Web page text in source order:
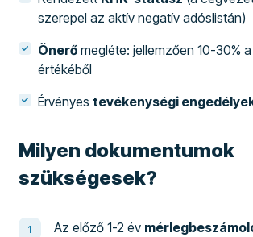
szerepel az aktív negatív adóslistán)
Önerő megléte: jellemzően 10-30%
értékéből
Érvényestevékenységi
Milyen dokumentumok
szükségesek?
Az előző 1-2 év